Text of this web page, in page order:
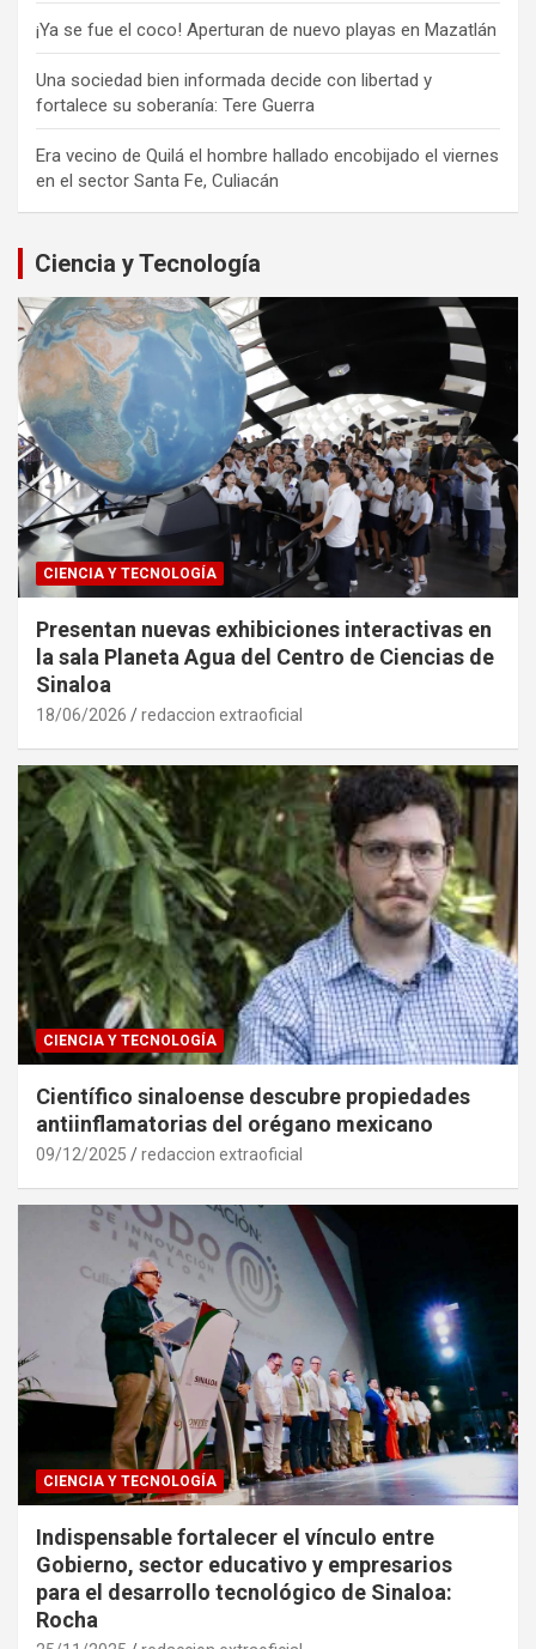
¡Ya se fue el coco! Aperturan de nuevo playas en Mazatlán
Una sociedad bien informada decide con libertad y
fortalece su soberanía: Tere Guerra
Era vecino de Quilá el hombre hallado encobijado el viernes
en el sector Santa Fe, Culiacán
Ciencia y Tecnología
CIENCIA Y TECNOLOGÍA
Presentan nuevas exhibiciones interactivas en
la sala Planeta Agua del Centro de Ciencias de
Sinaloa
18/06/2026 redaccion extraoficial
CIENCIA Y TECNOLOGÍA
Científico sinaloense descubre propiedades
antiinflamatorias del orégano mexicano
09/12/2025 redaccion extraoficial
CIENCIA Y TECNOLOGÍA
Indispensable fortalecer el vínculo entre
Gobierno, sector educativo y empresarios
para el desarrollo tecnológico de Sinaloa:
Rocha